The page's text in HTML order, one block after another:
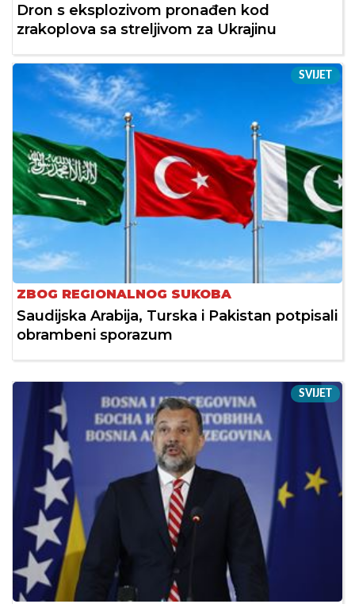
Dron s eksplozivom pronađen kod
zrakoplova sa streljivom za Ukrajinu
SVIJET
ZBOG REGIONALNOG SUKOBA
Saudijska Arabija, Turska i Pakistan potpisali
obrambeni sporazum
SVIJET